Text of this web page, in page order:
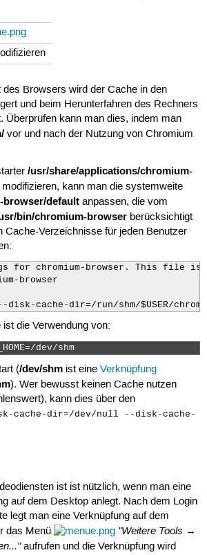
Browsers wird der Cache in den
und beim Herunterfahren des Rechners
Überprüfen kann man dies, indem man
vor und nach der Nutzung von Chromium
/usr/share/applications/chromium-
kann man die systemweite
defaultanpassen, die vom
bin/chromium-browserberücksichtigt
Cache-Verzeichnisse für jeden Benutzer
for chromium-browser. This file is
browser
disk-cache-dir=/run/shm/$USER/
die Verwendung von:
dev/shm
(/dev/shmist eine Verknüpfung
). Wer bewusst keinen Cache nutzen
kann dies über den
cache-dir=/dev/null --disk-cache-
ist ist nützlich, wenn man eine
auf dem Desktop anlegt. Nach dem Login
legt man eine Verknüpfung auf dem
das Menü
"Weitere Tools →
aufrufen und die Verknüpfung wird